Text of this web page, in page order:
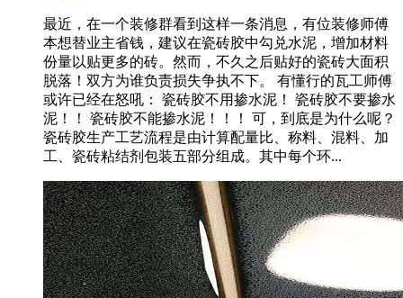
最近，在一个装修群看到这样一条消息，有位装修师傅
本想替业主省钱，建议在瓷砖胶中勾兑水泥，增加材料
份量以贴更多的砖。然而，不久之后贴好的瓷砖大面积
脱落！双方为谁负责损失争执不下。 有懂行的瓦工师傅
或许已经在怒吼： 瓷砖胶不用掺水泥！ 瓷砖胶不要掺水
泥！！ 瓷砖胶不能掺水泥！！！ 可，到底是为什么呢？
瓷砖胶生产工艺流程是由计算配量比、称料、混料、加
工、瓷砖粘结剂包装五部分组成。其中每个环...